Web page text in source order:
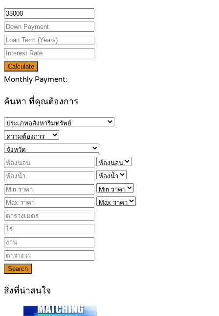
Calculate
Monthly Payment:
ค้นหา ที่คุณต้องการ
Search
สิ่งที่น่าสนใจ